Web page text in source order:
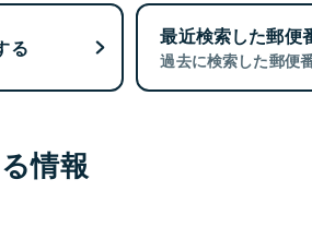
る 最近検索した郵便
過去に検索した郵便
情報